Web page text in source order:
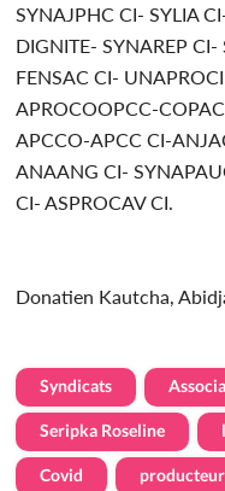
SYNAJPHC CI- SYLIA
DIGNITE- SYNAREP
FENSAC CI-
APROCOOPCC-
APCCO-APCC CI-
ANAANG CI-
CI- ASPROCAV CI.
Donatien Kautcha,
Syndicats
Seripka Roseline
Covid